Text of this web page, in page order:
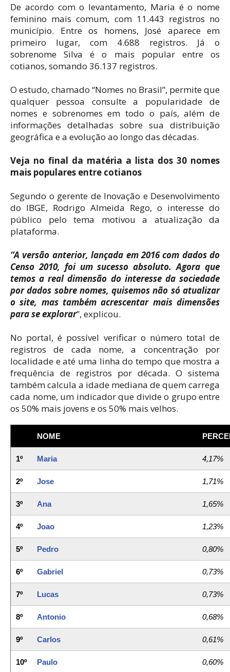
De acordo com o levantamento, Maria é o nome
feminino mais comum, com 11.443 registros no
município. Entre os homens, José aparece em
primeiro lugar, com 4.688 registros. Já o
sobrenome Silva é o mais popular entre os
cotianos, somando 36.137 registros.
O estudo, chamado “Nomes no Brasil”, permite que
qualquer pessoa consulte a popularidade de
nomes e sobrenomes em todo o país, além de
informações detalhadas sobre sua distribuição
geográfica e a evolução ao longo das décadas.
Veja no final da matéria a lista dos 30 nomes
mais populares entre cotianos
Segundo o gerente de Inovação e Desenvolvimento
do IBGE, Rodrigo Almeida Rego, o interesse do
público pelo tema motivou a atualização da
plataforma.
“A versão anterior, lançada em 2016 com dados do
Censo 2010, foi um sucesso absoluto. Agora que
temos a real dimensão do interesse da sociedade
por dados sobre nomes, quisemos não só atualizar
o site, mas também acrescentar mais dimensões
para se explorar”, explicou.
No portal, é possível verificar o número total de
registros de cada nome, a concentração por
localidade e até uma linha do tempo que mostra a
frequência de registros por década. O sistema
também calcula a idade mediana de quem carrega
cada nome, um indicador que divide o grupo entre
os 50% mais jovens e os 50% mais velhos.
NOME
1º Maria 4,17%
2º Jose 1,71%
3º Ana 1,65%
4º Joao 1,23%
5º Pedro 0,80%
6º Gabriel 0,73%
7º Lucas 0,73%
8º Antonio 0,68%
9º Carlos 0,61%
10º Paulo 0,60%